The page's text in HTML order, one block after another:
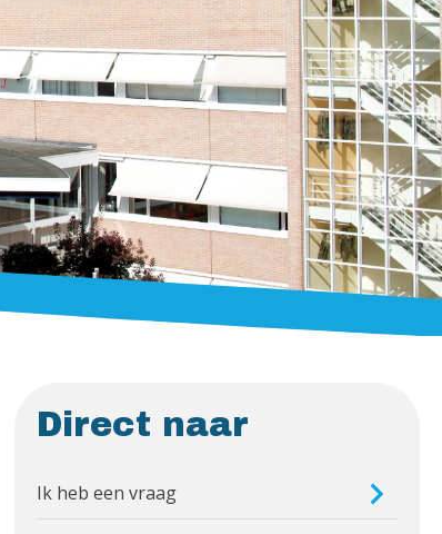
Direct naar
Ik heb een vraag